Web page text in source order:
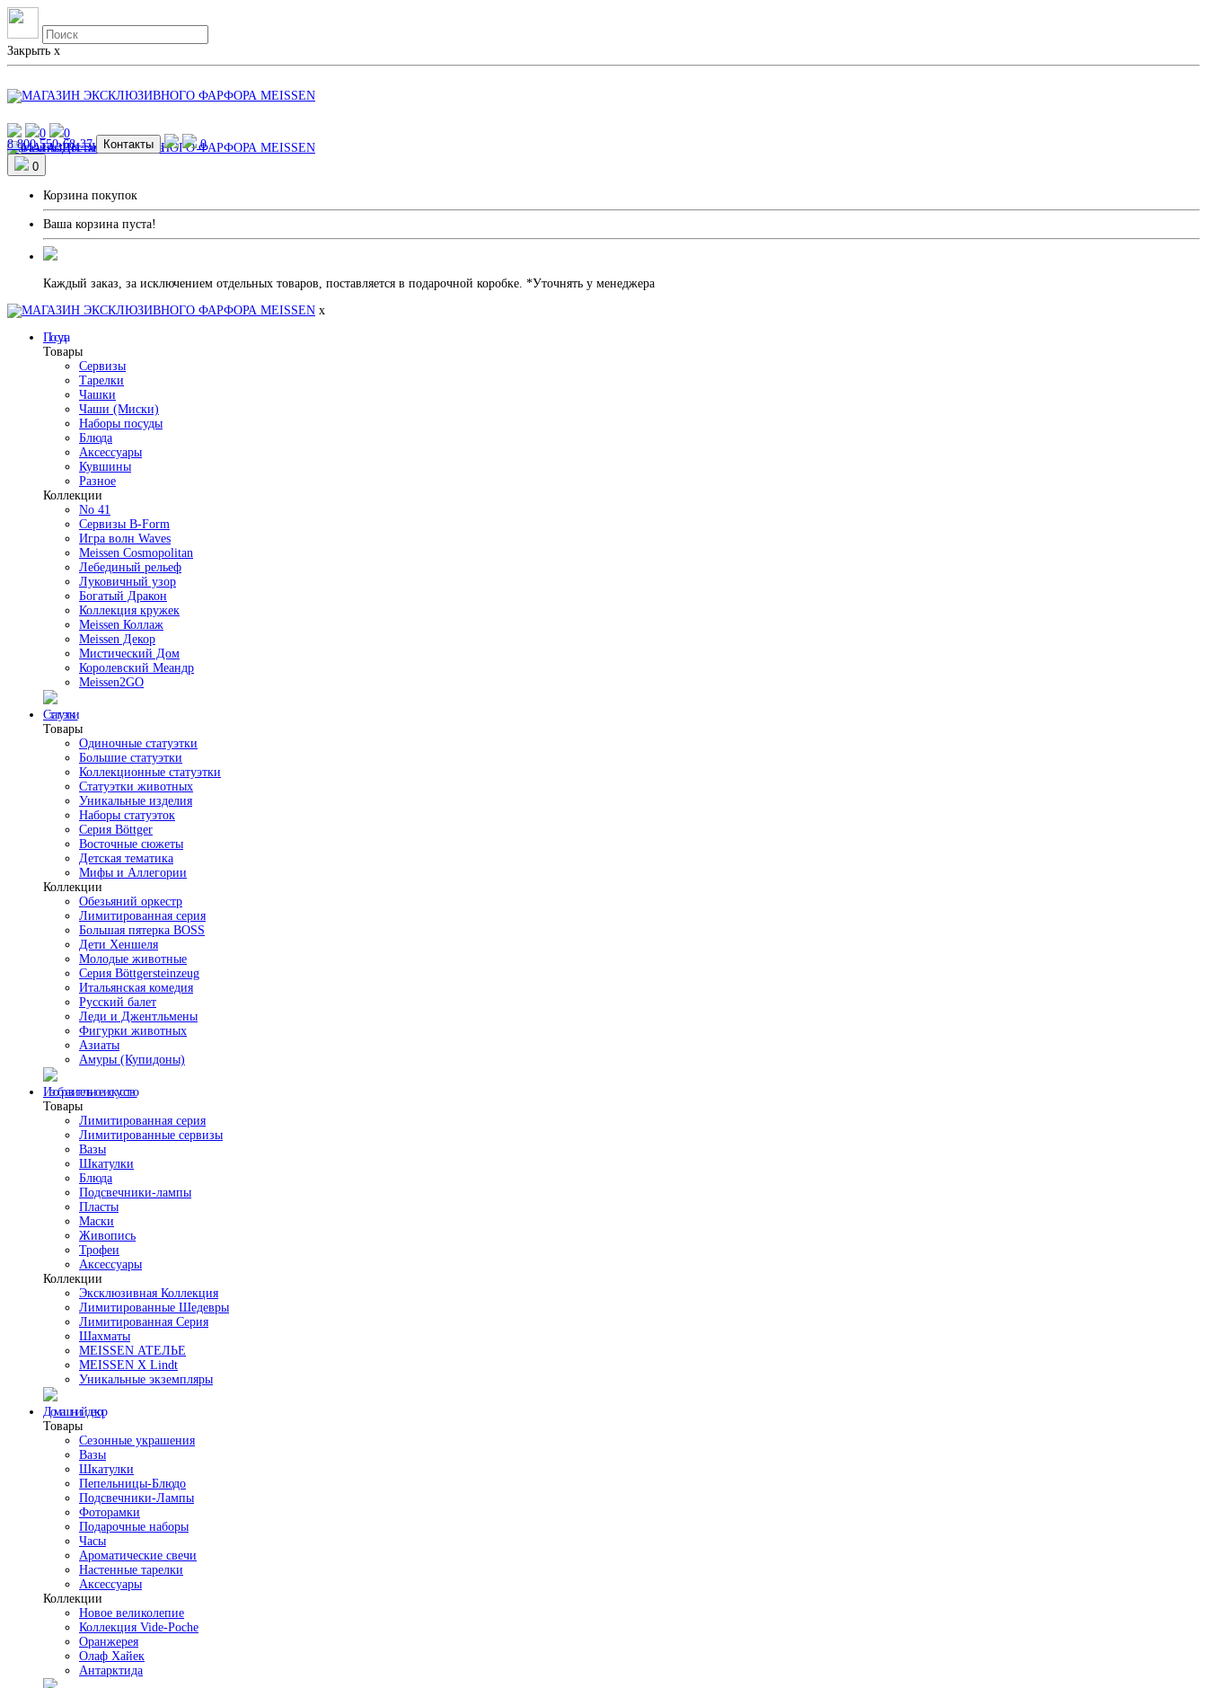
Закрыть x
0
0
МагазиныДоставка и Оплата
8 800 550-68-37 Контакты
0
0
Корзина покупок
Ваша корзина пуста!
Каждый заказ, за исключением отдельных товаров, поставляется в подарочной коробке. *Уточнять у менеджера
x
Посуда
Товары
Сервизы
Тарелки
Чашки
Чаши (Миски)
Наборы посуды
Блюда
Аксессуары
Кувшины
Разное
Коллекции
No 41
Сервизы B-Form
Игра волн Waves
Meissen Cosmopolitan
Лебединый рельеф
Луковичный узор
Богатый Дракон
Коллекция кружек
Meissen Коллаж
Meissen Декор
Мистический Дом
Королевский Меандр
Meissen2GO
Статуэтки
Товары
Одиночные статуэтки
Большие статуэтки
Коллекционные статуэтки
Статуэтки животных
Уникальные изделия
Наборы статуэток
Серия Böttger
Восточные сюжеты
Детская тематика
Мифы и Аллегории
Коллекции
Обезьяний оркестр
Лимитированная серия
Большая пятерка BOSS
Дети Хеншеля
Молодые животные
Серия Böttgersteinzeug
Итальянская комедия
Русский балет
Леди и Джентльмены
Фигурки животных
Азиаты
Амуры (Купидоны)
Изобразительное искусство
Товары
Лимитированная серия
Лимитированные сервизы
Вазы
Шкатулки
Блюда
Подсвечники-лампы
Пласты
Маски
Живопись
Трофеи
Аксессуары
Коллекции
Эксклюзивная Коллекция
Лимитированные Шедевры
Лимитированная Серия
Шахматы
MEISSEN АТЕЛЬЕ
MEISSEN X Lindt
Уникальные экземпляры
Домашний декор
Товары
Сезонные украшения
Вазы
Шкатулки
Пепельницы-Блюдо
Подсвечники-Лампы
Фоторамки
Подарочные наборы
Часы
Ароматические свечи
Настенные тарелки
Аксессуары
Коллекции
Новое великолепие
Коллекция Vide-Poche
Оранжерея
Олаф Хайек
Антарктида